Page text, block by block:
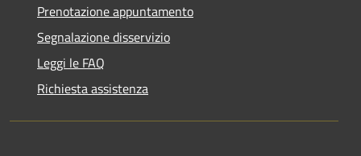
Prenotazione appuntamento
Segnalazione disservizio
Leggi le FAQ
Richiesta assistenza